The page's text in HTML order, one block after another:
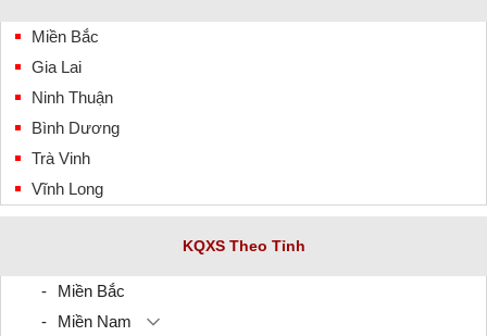
Miền Bắc
Gia Lai
Ninh Thuận
Bình Dương
Trà Vinh
Vĩnh Long
KQXS Theo Tỉnh
Miền Bắc
Miền Nam